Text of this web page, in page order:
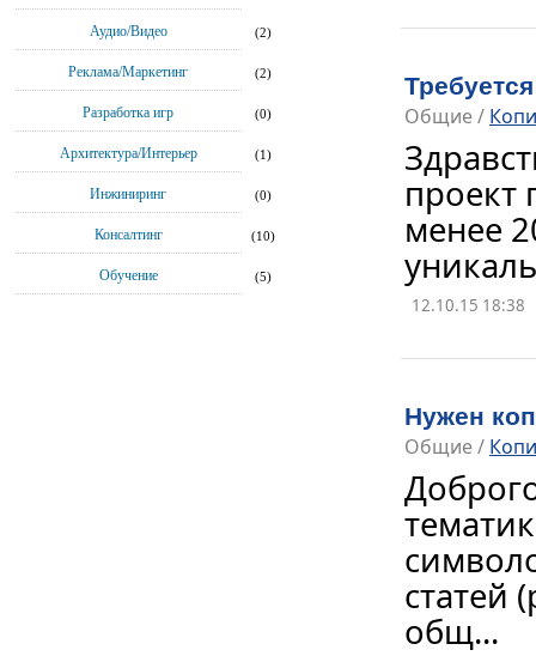
Аудио/Видео (2)
Реклама/Маркетинг (2)
Разработка игр (0)
Архитектура/Интерьер (1)
Инжиниринг (0)
Консалтинг (10)
Обучение (5)
Общие/
проект
менее
12.10.15 18:38
Нужен
Общие/
статей
общ...